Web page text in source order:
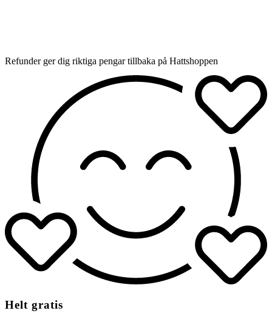
Refunder ger dig riktiga pengar tillbaka på Hattshoppen
Helt gratis